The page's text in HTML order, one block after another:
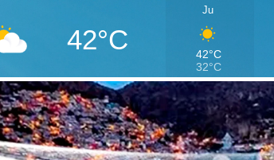
42°C
Ju
42°C
32°C